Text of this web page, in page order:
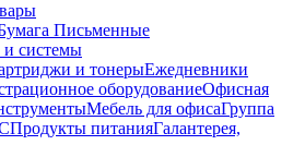
Письменные
системы
и тонерыЕжедневники
оборудованиеОфисная
Мебель для офисаГруппа
Продукты питанияГалантерея,